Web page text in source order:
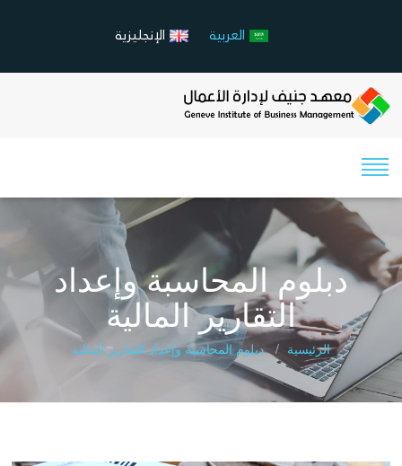
العربية الإنجليزية
دبلوم المحاسبة وإعداد
التقارير المالية
الرئيسية دبلوم المحاسبة وإعداد التقارير المالية